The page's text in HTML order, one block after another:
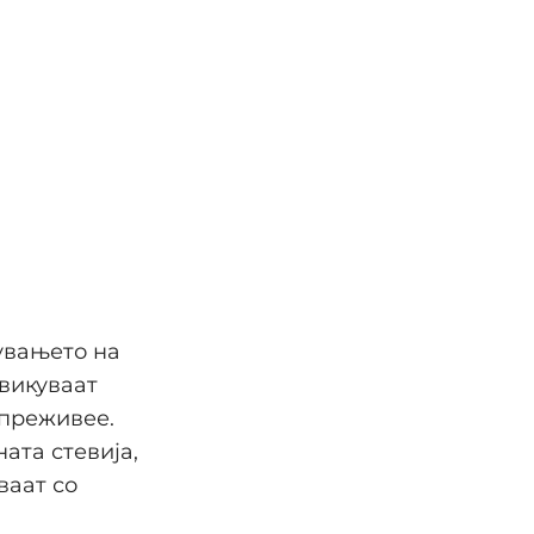
на
стевија,
со